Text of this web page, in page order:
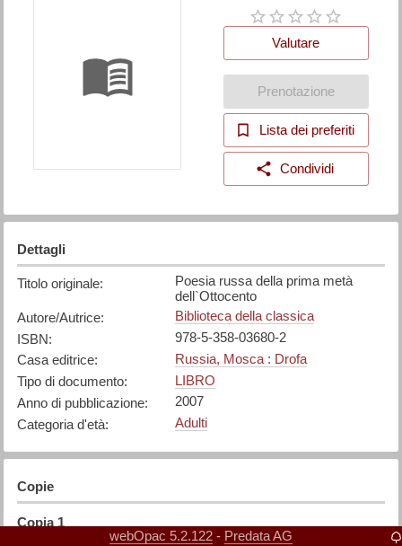
Valutare
Prenotazione
Lista dei preferiti
Condividi
Dettagli
Titolo originale:
Poesia russa della prima metà
dell`Ottocento
Autore/Autrice:
Biblioteca della classica
ISBN:
978-5-358-03680-2
Casa editrice:
Russia, Mosca : Drofa
Tipo di documento:
LIBRO
Anno di pubblicazione:
2007
Categoria d'età: Adulti
Copie
Copia 1
IN BIBLIOTECA
webOpac 5.2.122 - Predata AG